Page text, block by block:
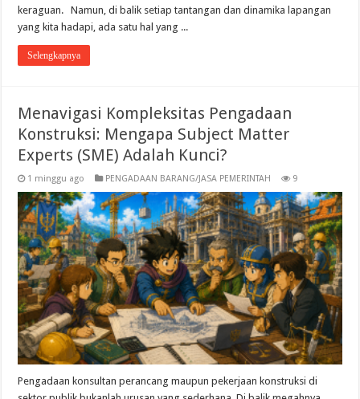
keraguan. Namun, di balik setiap tantangan dan dinamika lapangan
yang kita hadapi, ada satu hal yang ...
Selengkapnya
Menavigasi Kompleksitas Pengadaan
Konstruksi: Mengapa Subject Matter
Experts (SME) Adalah Kunci?
1 minggu ago PENGADAAN BARANG/JASA PEMERINTAH 9
Pengadaan konsultan perancang maupun pekerjaan konstruksi di